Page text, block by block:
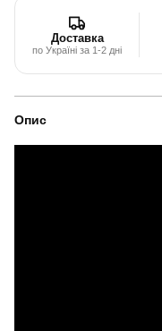
Доставка
по Україні за 1-2 дні
Опис